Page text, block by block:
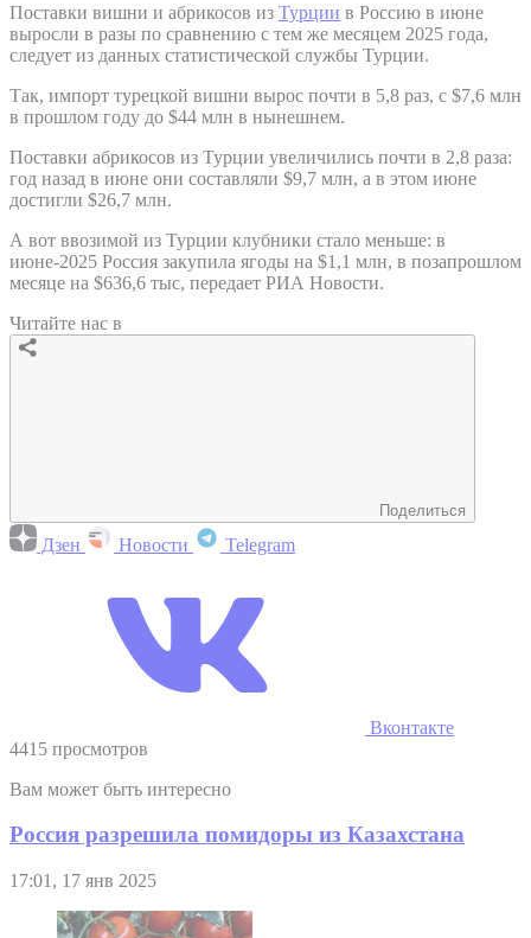
Поставки вишни и абрикосов из Турции в Россию в июне
выросли в разы по сравнению с тем же месяцем 2025 года,
следует из данных статистической службы Турции.
Так, импорт турецкой вишни вырос почти в 5,8 раз, с $7,6 млн
в прошлом году до $44 млн в нынешнем.
Поставки абрикосов из Турции увеличились почти в 2,8 раза:
год назад в июне они составляли $9,7 млн, а в этом июне
достигли $26,7 млн.
А вот ввозимой из Турции клубники стало меньше: в
июне-2025 Россия закупила ягоды на $1,1 млн, в позапрошлом
месяце на $636,6 тыс, передает РИА Новости.
Читайте нас в
Поделиться
Дзен Новости Telegram
Вконтакте
4415 просмотров
Вам может быть интересно
Россия разрешила помидоры из Казахстана
17:01, 17 янв 2025